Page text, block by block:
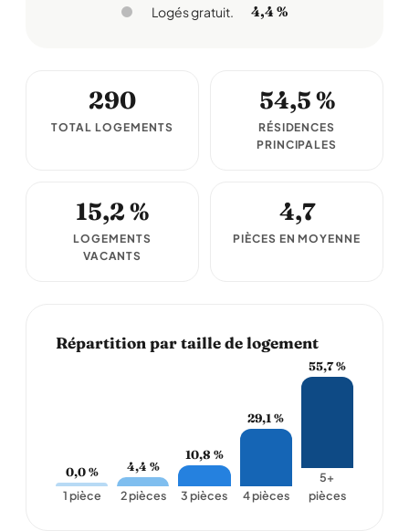
Logés gratuit. 4,4 %
290
TOTAL LOGEMENTS
54,5 %
RÉSIDENCES
PRINCIPALES
15,2 %
LOGEMENTS
VACANTS
4,7
PIÈCES EN MOYENNE
Répartition par taille de logement
0,0 %
1 pièce
4,4 %
2 pièces
10,8 %
3 pièces
29,1 %
4 pièces
55,7 %
5+
pièces